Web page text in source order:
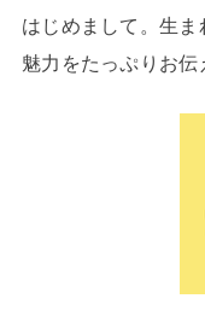
はじめまして。生
魅力をたっぷりお伝